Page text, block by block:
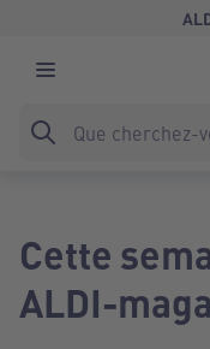
Cette
ALDI-